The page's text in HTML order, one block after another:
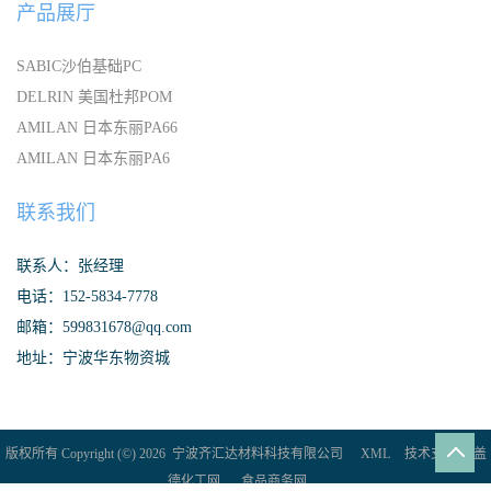
产品展厅
SABIC沙伯基础PC
DELRIN 美国杜邦POM
AMILAN 日本东丽PA66
AMILAN 日本东丽PA6
联系我们
联系人：张经理
电话：152-5834-7778
邮箱：599831678@qq.com
地址：宁波华东物资城
版权所有 Copyright (©) 2026 宁波齐汇达材料科技有限公司 XML 技术支持：
盖
德化工网
食品商务网